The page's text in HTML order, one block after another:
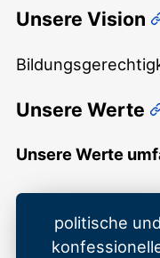
Unsere Vision
Unsere Werte
Unsere Werte
politische und